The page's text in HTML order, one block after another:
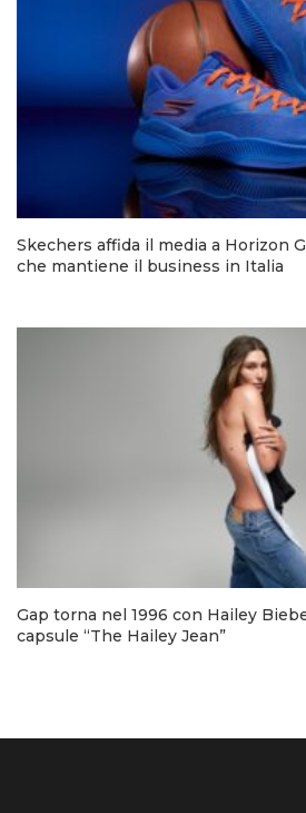
Skechers affida il media a Horizon
che mantiene il business in Italia
Gap torna nel 1996 con Hailey
capsule “The Hailey Jean”